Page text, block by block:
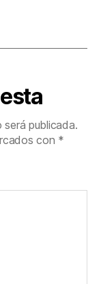
publicada.
con *